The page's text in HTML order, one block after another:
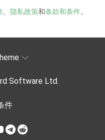
隐私政策和条款和条件。
Software Ltd.
件